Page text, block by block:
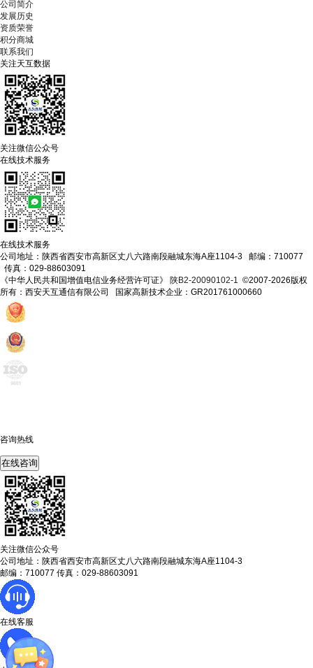
公司简介
发展历史
资质荣誉
积分商城
联系我们
关注天互数据
关注微信公众号
在线技术服务
在线技术服务
公司地址：陕西省西安市高新区丈八六路南段融城东海A座1104-3 邮编：710077
传真：029-88603091
《中华人民共和国增值电信业务经营许可证》 陕B2-20090102-1 ©2007-2026版权
所有：西安天互通信有限公司 国家高新技术企业：GR201761000660
咨询热线
在线咨询
关注微信公众号
公司地址：陕西省西安市高新区丈八六路南段融城东海A座1104-3
邮编：710077 传真：029-88603091
在线客服